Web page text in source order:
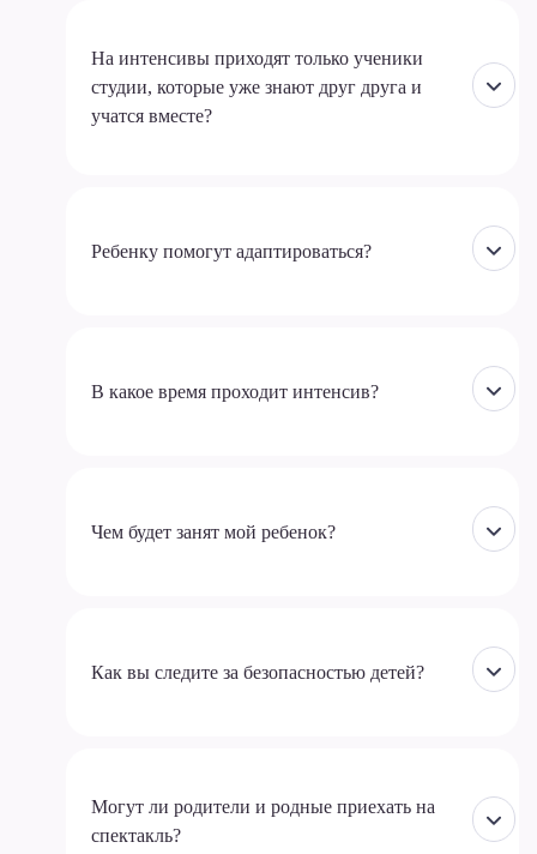
На интенсивы приходят только ученики
студии, которые уже знают друг друга и
учатся вместе?
Ребенку помогут адаптироваться?
В какое время проходит интенсив?
Чем будет занят мой ребенок?
Как вы следите за безопасностью детей?
Могут ли родители и родные приехать на
спектакль?